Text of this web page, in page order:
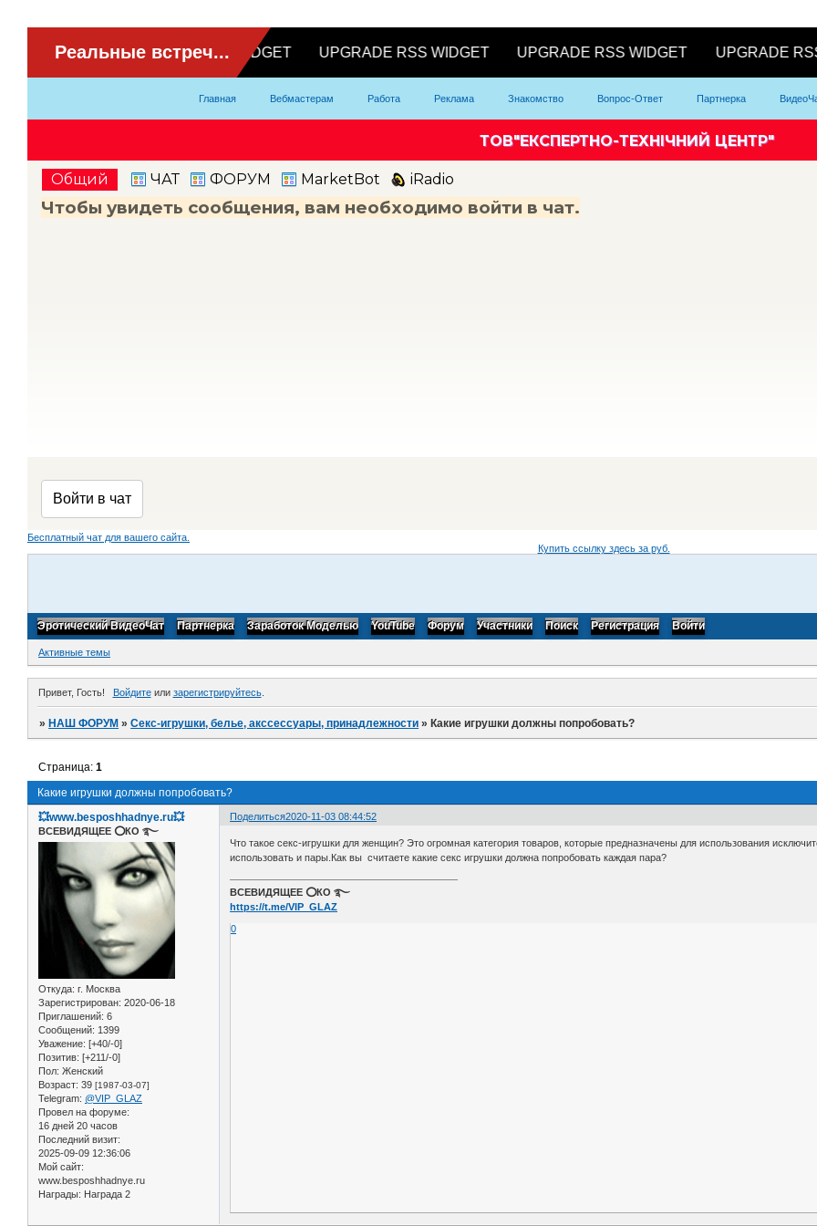
Главная Вебмастерам Работа Реклама Знакомство Вопрос-Ответ Партнерка
Бесплатный чат для вашего сайта.
Купить ссылку здесь за руб.
Эротический ВидеоЧат Партнерка Заработок Моделью YouTube Форум Участники Поиск Регистрация Войти
Активные темы
Привет, Гость! Войдитеили зарегистрируйтесь.
»НАШ ФОРУМ »Секс-игрушки, белье, акссессуары, принадлежности »Какие игрушки должны попробовать?
Какие игрушки должны попробовать?
Страница:1
Поделиться2020-11-03 08:44:52
💥www.besposhhadnye.ru💥
ВСЕВИДЯЩЕЕ ⭕️КО ࿐
Откуда: г. Москва
Зарегистрирован: 2020-06-18
Приглашений: 6
Сообщений: 1399
Уважение: [+40/-0]
Позитив: [+211/-0]
Пол: Женский
Возраст: 39 [1987-03-07]
Telegram: @VIP_GLAZ
Провел на форуме:
16 дней 20 часов
Последний визит:
2025-09-09 12:36:06
Мой сайт:
www.besposhhadnye.ru
Награды: Награда 2
Что такое секс-игрушки для женщин? Это огромная категория товаров, которые предназначены для использования
использовать и пары.Как вы считаете какие секс игрушки должна попробовать каждая пара?
ВСЕВИДЯЩЕЕ ⭕️КО ࿐
https://t.me/VIP_GLAZ
0
ВидеоЧат
Партнерка
Модели
Контакты